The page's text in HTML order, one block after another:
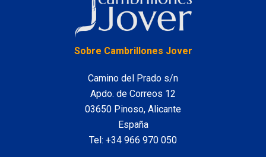
Sobre Cambrillones Jover
Camino del Prado s/n
Apdo. de Correos 12
03650 Pinoso, Alicante
España
Tel: +34 966 970 050
LinkedIn